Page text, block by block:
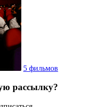
5 фильмов
рассылку?